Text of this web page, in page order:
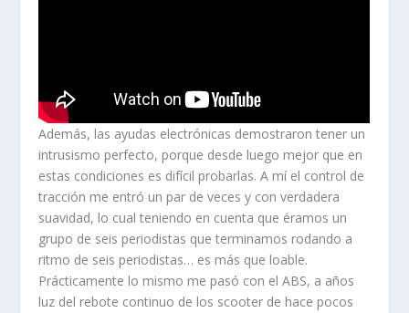
Además, las ayudas electrónicas demostraron tener un
intrusismo perfecto, porque desde luego mejor que en
estas condiciones es difícil probarlas. A mí el control de
tracción me entró un par de veces y con verdadera
suavidad, lo cual teniendo en cuenta que éramos un
grupo de seis periodistas que terminamos rodando a
ritmo de seis periodistas… es más que loable.
Prácticamente lo mismo me pasó con el ABS, a años
luz del rebote continuo de los scooter de hace pocos